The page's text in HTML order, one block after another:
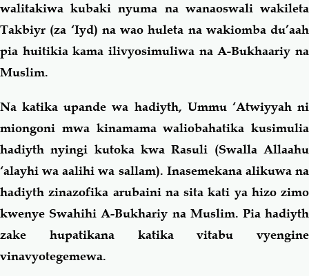
walitakiwa kubaki nyuma na wanaoswali wakileta
Takbiyr (za ‘Iyd) na wao huleta na wakiomba du’aah
pia huitikia kama ilivyosimuliwa na A-Bukhaariy na
Muslim.
Na katika upande wa hadiyth, Ummu ‘Atwiyyah ni
miongoni mwa kinamama waliobahatika kusimulia
hadiyth nyingi kutoka kwa Rasuli (Swalla Allaahu
‘alayhi wa aalihi wa sallam). Inasemekana alikuwa na
hadiyth zinazofika arubaini na sita kati ya hizo zimo
kwenye Swahihi A-Bukhariy na Muslim. Pia hadiyth
zake hupatikana katika vitabu vyengine
vinavyotegemewa.